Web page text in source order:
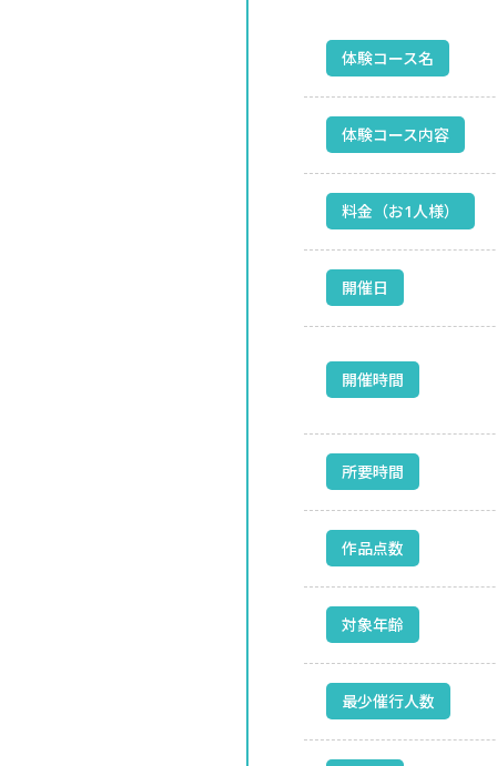
体験コース名
体験コース内容
料金（お1人様）
開催日
開催時間
所要時間
作品点数
対象年齢
最少催行人数